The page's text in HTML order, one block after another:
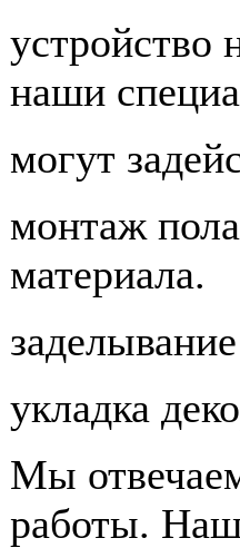
устройство
наши
могут
монтаж
материала.
укладка
Мы
работы.